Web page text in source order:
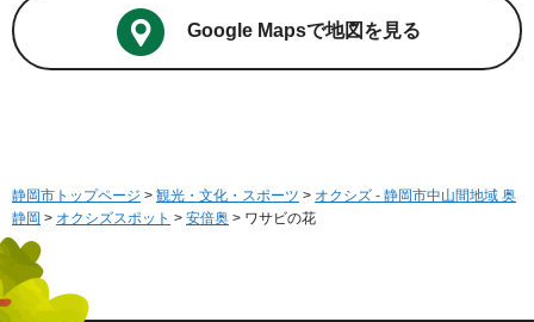
Google Mapsで地図を見る
静岡市トップページ > 観光・文化・スポーツ > オクシズ - 静岡市中山間地域 奥
静岡 > オクシズスポット > 安倍奥 > ワサビの花